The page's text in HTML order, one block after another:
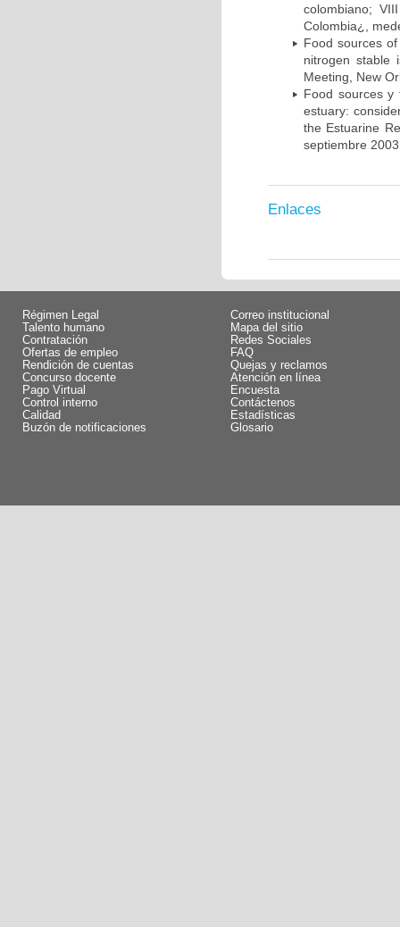
colombiano;
Colombia¿,
Food sources
nitrogen stable
Meeting, New
Food sources y
estuary:
the Estuarine
septiembre
Enlaces
Régimen Legal
Talento humano
Contratación
Ofertas de empleo
Rendición de cuentas
Concurso docente
Pago Virtual
Control interno
Calidad
Buzón de notificaciones
Correo institucional
Mapa del sitio
Redes Sociales
FAQ
Quejas y reclamos
Atención en línea
Encuesta
Contáctenos
Estadísticas
Glosario